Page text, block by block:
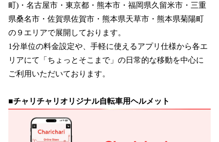
町)・名古屋市・東京都・熊本市・福岡県久留米市・三重
県桑名市・佐賀県佐賀市・熊本県天草市・熊本県菊陽町
の９エリアで展開しております。
1分単位の料金設定や、手軽に使えるアプリ仕様から各エ
リアにて「ちょっとそこまで」の日常的な移動を中心に
ご利用いただいております。
■チャリチャリオリジナル自転車用ヘルメット